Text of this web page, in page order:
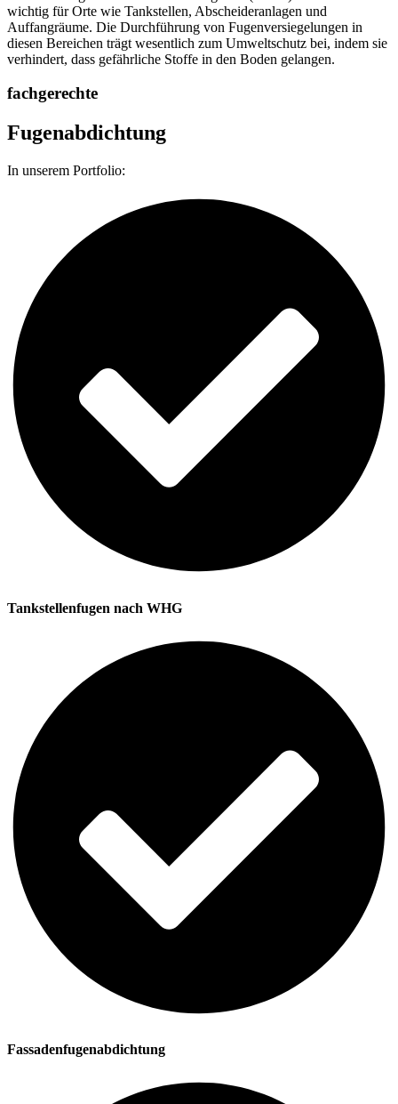
wichtig für Orte wie Tankstellen, Abscheideranlagen und
Auffangräume. Die Durchführung von Fugenversiegelungen in
diesen Bereichen trägt wesentlich zum Umweltschutz bei, indem sie
verhindert, dass gefährliche Stoffe in den Boden gelangen.
fachgerechte
Fugenabdichtung
In unserem Portfolio:
Tankstellenfugen nach WHG
Fassadenfugenabdichtung